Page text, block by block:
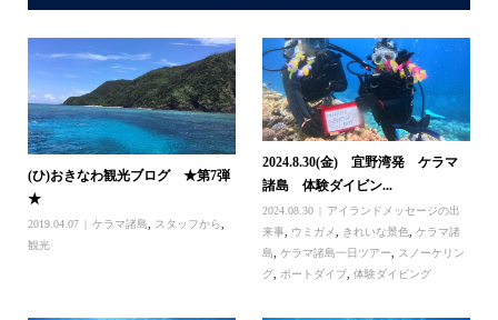
(ひ)おきなわ観光ブログ ★第7弾
★
2019.04.07 ケラマ諸島 スタッフから
観光
2024.8.30(金) 宜野湾発 ケラマ
諸島 体験ダイビン...
2024.08.30
アイランドメッセージの出
来事, ウミガメ, きれいな景色,ケラマ諸
島,ケラマ諸島一日ツアー, スノーケリン
グ,ボートダイブ,体験ダイビング